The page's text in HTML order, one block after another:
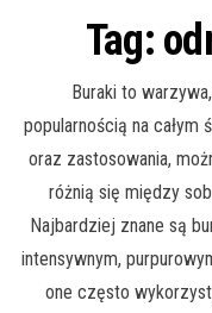
Tag:
Buraki to
popularnością na całym
oraz zastosowania,
różnią się między
Najbardziej znane są
intensywnym,
one często